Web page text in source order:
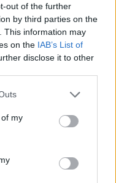
out of the further
by third parties on the
This information may
on the IAB’s List of
disclose it to other
one or more Google
You may click to
its third-party tags to
in below Google
my
anni ’80